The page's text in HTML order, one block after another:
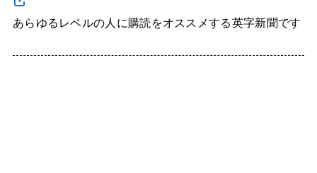
あらゆるレベルの人に購読をオススメする英字新聞です